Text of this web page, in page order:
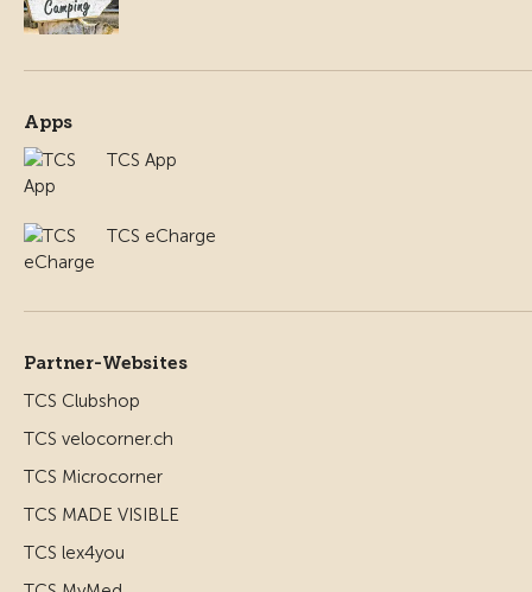
Apps
TCS App
TCS eCharge
Partner-Websites
TCS Clubshop
TCS velocorner.ch
TCS Microcorner
TCS MADE VISIBLE
TCS lex4you